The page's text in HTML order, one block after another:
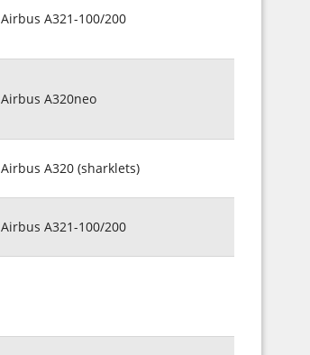
Airbus A321-100/200
Airbus A320neo
Airbus A320 (sharklets)
Airbus A321-100/200